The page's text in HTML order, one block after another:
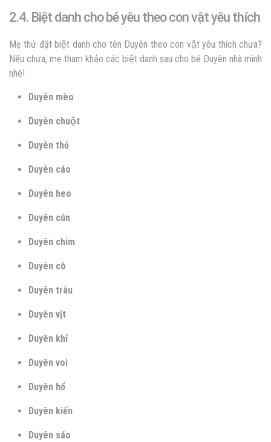
2.4. Biệt danh cho bé yêu theo con vật yêu thích
Mẹ thử đặt biệt danh cho tên Duyên theo con vật yêu thích chưa?
Nếu chưa, mẹ tham khảo các biệt danh sau cho bé Duyên nhà mình
nhé!
Duyên mèo
Duyên chuột
Duyên thỏ
Duyên cáo
Duyên heo
Duyên cún
Duyên chim
Duyên cò
Duyên trâu
Duyên vịt
Duyên khỉ
Duyên voi
Duyên hổ
Duyên kiến
Duyên sáo